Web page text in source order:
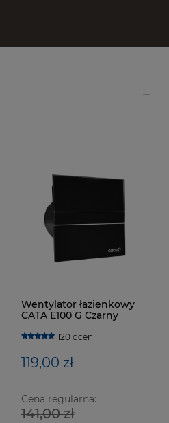
Wentylator łazienkowy
CATA E100 G Czarny
120 ocen
119,00 zł
Cena regularna:
141,00 zł